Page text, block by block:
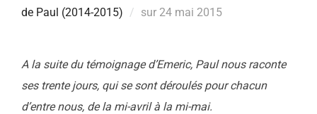
de Paul (2014-2015)
sur Publié
24 mai 2015
A la suite du témoignage d’Emeric, Paul nous raconte
ses trente jours, qui se sont déroulés pour chacun
d’entre nous, de la mi-avril à la mi-mai.